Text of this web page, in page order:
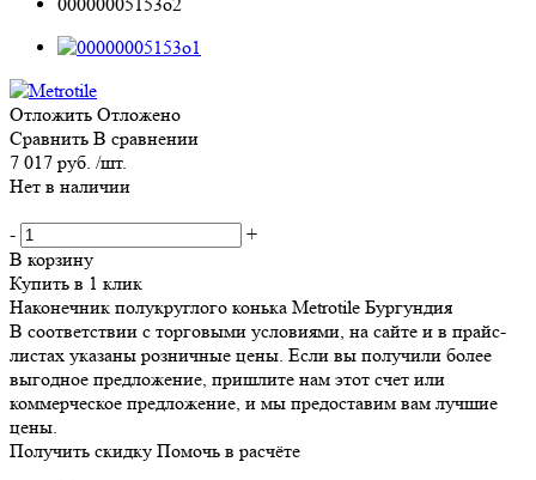
Отложить Отложено
Сравнить В сравнении
7 017 руб. /шт.
Нет в наличии
-
+
В корзину
Купить в 1 клик
Наконечник полукруглого конька Metrotile Бургундия
В соответствии с торговыми условиями, на сайте и в прайс-
листах указаны розничные цены. Если вы получили более
выгодное предложение, пришлите нам этот счет или
коммерческое предложение, и мы предоставим вам лучшие
цены.
Получить скидку Помочь в расчёте